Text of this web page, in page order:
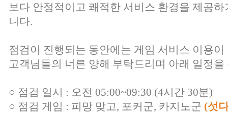
보다 안정적이고 쾌적한 서비스 환경을 제공
니다.
점검이 진행되는 동안에는 게임 서비스 이용
고객님들의 너른 양해 부탁드리며 아래 일정
○ 점검 일시 : 오전 05:00~09:30 (4시간 30분)
○ 점검 게임 : 피망 맞고, 포커군, 카지노군 (섯